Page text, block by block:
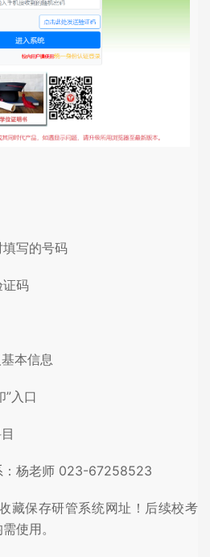
写的号码
证码
本信息
”入口
：杨老师 023-67258523
藏保存研管系统网址！后续校考
使用。